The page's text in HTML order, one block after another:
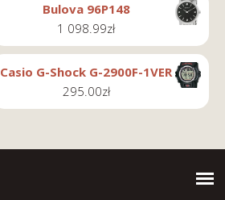
Bulova 96P148
1 098.99zł
Casio G-Shock G-2900F-1VER
295.00zł